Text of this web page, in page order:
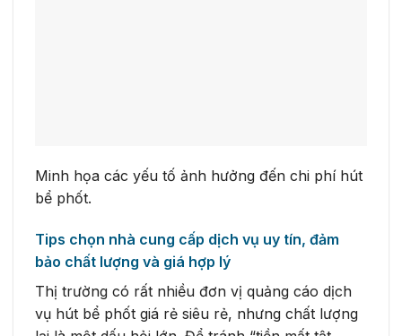
Minh họa các yếu tố ảnh hưởng đến chi phí hút
bể phốt.
Tips chọn nhà cung cấp dịch vụ uy tín, đảm
bảo chất lượng và giá hợp lý
Thị trường có rất nhiều đơn vị quảng cáo dịch
vụ hút bể phốt giá rẻ siêu rẻ, nhưng chất lượng